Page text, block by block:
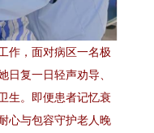
作，面对病区一名极
日复一日轻声劝导、
生。即便患者记忆衰
心与包容守护老人晚